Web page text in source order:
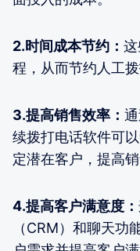
2.时间成本节约：
程，从而节约人工
3.提高销售效率：
续拨打电话软件可
定潜在客户，提高销
4.提高客户满意度：
（CRM）和聊天功